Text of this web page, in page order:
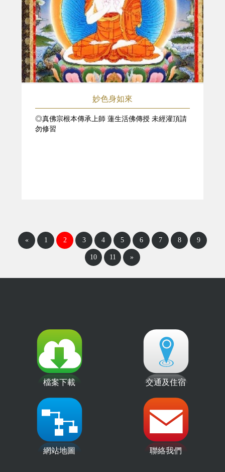
妙色身如來
◎真佛宗根本傳承上師 蓮生活佛傳授 未經灌頂請
勿修習
« 1 2 3 4 5 6 7 8 9
10 11 »
檔案下載 交通及住宿
網站地圖 聯絡我們